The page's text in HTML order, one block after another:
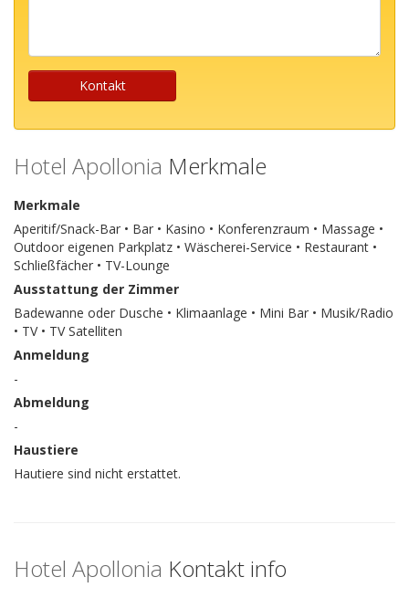
Kontakt
Hotel Apollonia Merkmale
Merkmale
Aperitif/Snack-Bar • Bar • Kasino • Konferenzraum • Massage •
Outdoor eigenen Parkplatz • Wäscherei-Service • Restaurant •
Schließfächer • TV-Lounge
Ausstattung der Zimmer
Badewanne oder Dusche • Klimaanlage • Mini Bar • Musik/Radio
• TV • TV Satelliten
Anmeldung
-
Abmeldung
-
Haustiere
Hautiere sind nicht erstattet.
Hotel Apollonia Kontakt info